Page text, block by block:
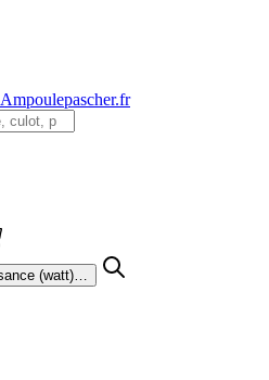
Ampoulepascher.fr